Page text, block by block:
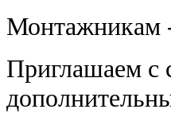
Монтажникам
Приглашаем с